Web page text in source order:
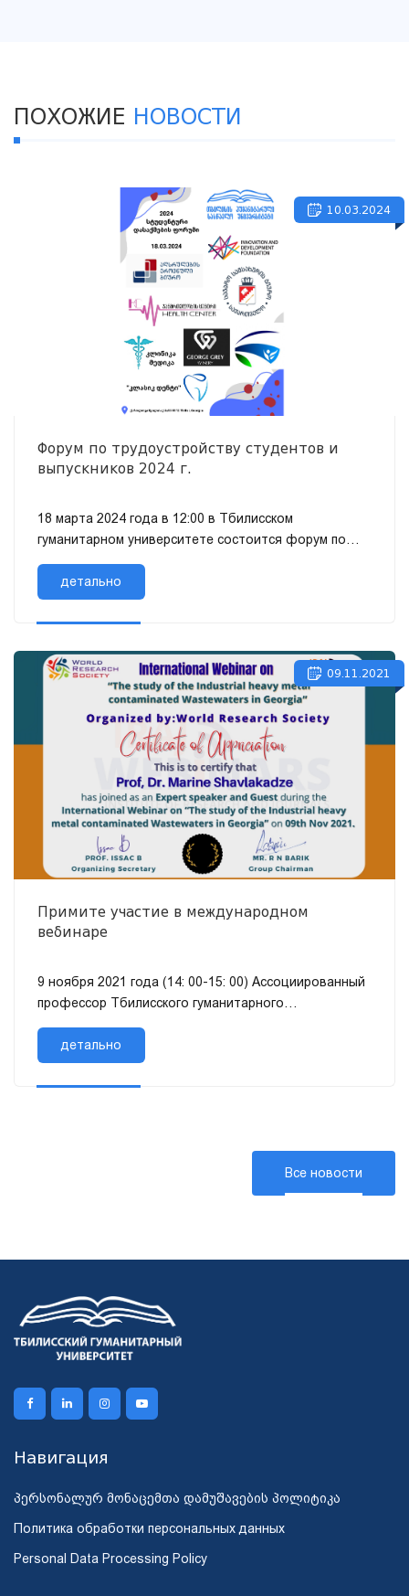
ПОХОЖИЕ НОВОСТИ
10.03.2024
Форум по трудоустройству студентов и
выпускников 2024 г.
18 марта 2024 года в 12:00 в Тбилисском
гуманитарном университете состоится форум по
трудоустройству студентов и выпускников. В
качестве работодателей на форуме...
детально
09.11.2021
Примите участие в международном
вебинаре
9 ноября 2021 года (14: 00-15: 00) Ассоциированный
профессор Тбилисского гуманитарного
университета Марине Шавлакадзе выступила с реч...
детально
Все новости
Навигация
პერსონალურ მონაცემთა დამუშავების პოლიტიკა
Политика обработки персональных данных
Personal Data Processing Policy